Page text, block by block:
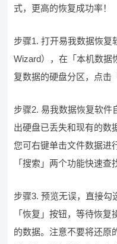
式，更高的恢复成功率！
步骤1. 打开易我数据恢复
Wizard），在「本机数据
复数据的硬盘分区，点击
步骤2. 易我数据恢复软件
出硬盘已丢失和现有的数
您可右键单击文件数据进
「搜索」两个功能快速查
步骤3. 预览无误，直接勾
「恢复」按钮，等待恢
的数据。注意不要将还原